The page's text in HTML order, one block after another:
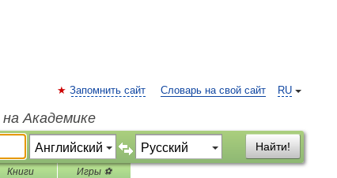
RU
Запомнить сайт Словарь на свой сайт
Академике
Найти!
Книги Игры ⚽